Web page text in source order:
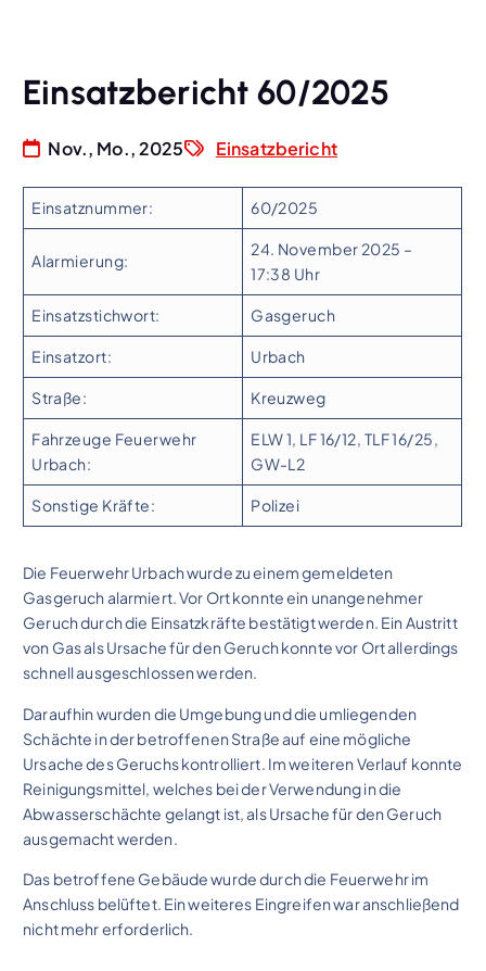
Einsatzbericht 60/2025
Nov., Mo., 2025 Einsatzbericht
Einsatznummer: 60/2025
Alarmierung:
24. November 2025 –
17:38 Uhr
Einsatzstichwort: Gasgeruch
Einsatzort: Urbach
Straße: Kreuzweg
Fahrzeuge Feuerwehr
Urbach:
ELW 1, LF 16/12, TLF 16/25,
GW-L2
Sonstige Kräfte: Polizei
Die Feuerwehr Urbach wurde zu einem gemeldeten
Gasgeruch alarmiert. Vor Ort konnte ein unangenehmer
Geruch durch die Einsatzkräfte bestätigt werden. Ein Austritt
von Gas als Ursache für den Geruch konnte vor Ort allerdings
schnell ausgeschlossen werden.
Daraufhin wurden die Umgebung und die umliegenden
Schächte in der betroffenen Straße auf eine mögliche
Ursache des Geruchs kontrolliert. Im weiteren Verlauf konnte
Reinigungsmittel, welches bei der Verwendung in die
Abwasserschächte gelangt ist, als Ursache für den Geruch
ausgemacht werden.
Das betroffene Gebäude wurde durch die Feuerwehr im
Anschluss belüftet. Ein weiteres Eingreifen war anschließend
nicht mehr erforderlich.